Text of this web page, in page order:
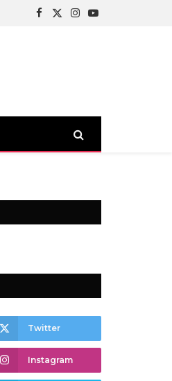
Facebook
X
Instagram
YouTube
Twitter
Instagram